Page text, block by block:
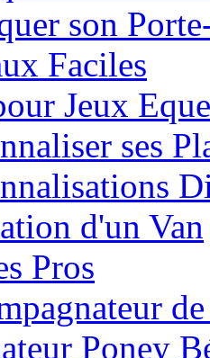
son
Faciles
Jeux
ses
d'un Van
Pros
Poney